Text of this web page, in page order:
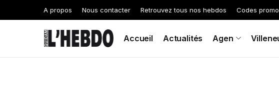
A propos Nous contacter Retrouvez tous nos hebdos Codes
Accueil Actualités Agen